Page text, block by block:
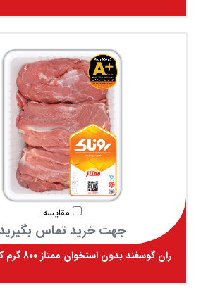
مقایسه
جهت خرید تماس
ران گوسفند بدون استخوان ممتاز 800 گرم کشتار داخلی